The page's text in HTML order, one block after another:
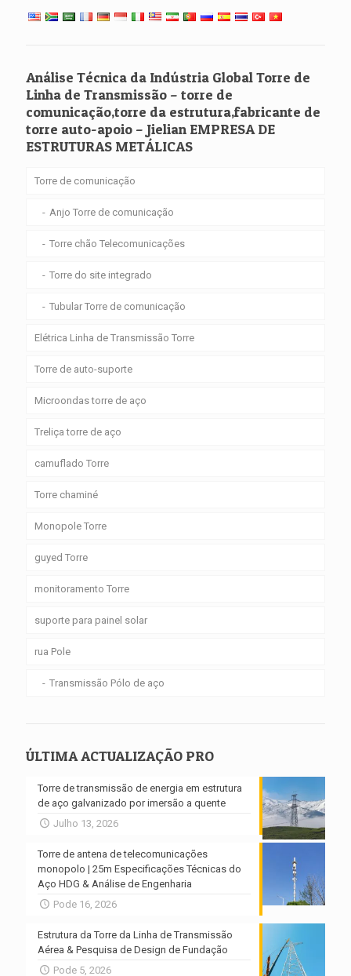
Análise Técnica da Indústria Global Torre de
Linha de Transmissão – torre de
comunicação,torre da estrutura,fabricante de
torre auto-apoio – Jielian EMPRESA DE
ESTRUTURAS METÁLICAS
Torre de comunicação
Anjo Torre de comunicação
Torre chão Telecomunicações
Torre do site integrado
Tubular Torre de comunicação
Elétrica Linha de Transmissão Torre
Torre de auto-suporte
Microondas torre de aço
Treliça torre de aço
camuflado Torre
Torre chaminé
Monopole Torre
guyed Torre
monitoramento Torre
suporte para painel solar
rua Pole
Transmissão Pólo de aço
ÚLTIMA ACTUALIZAÇÃO PRO
Torre de transmissão de energia em estrutura
de aço galvanizado por imersão a quente
Julho 13, 2026
Torre de antena de telecomunicações
monopolo | 25m Especificações Técnicas do
Aço HDG & Análise de Engenharia
Pode 16, 2026
Estrutura da Torre da Linha de Transmissão
Aérea & Pesquisa de Design de Fundação
Pode 5, 2026